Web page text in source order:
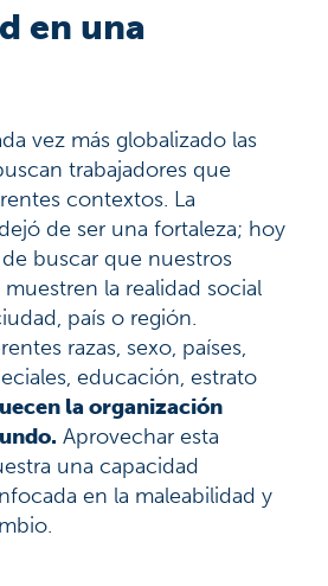
en una
vez más globalizado las
trabajadores que
contextos. La
de ser una fortaleza; hoy
buscar que nuestros
la realidad social
país o región.
razas, sexo, países,
educación, estrato
la organización
Aprovechar esta
una capacidad
en la maleabilidad y